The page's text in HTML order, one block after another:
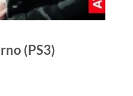
(PS3)